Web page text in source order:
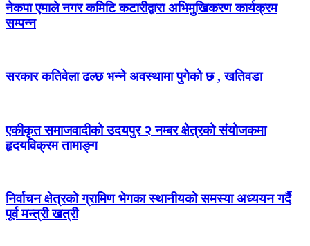
नेकपा एमाले नगर कमिटि कटारीद्वारा अभिमुखिकरण कार्यक्रम
सम्पन्न
सरकार कतिवेला ढल्छ भन्ने अवस्थामा पुगेको छ , खतिवडा
एकीकृत समाजवादीको उदयपुर २ नम्बर क्षेत्रको संयोजकमा
हृदयविक्रम तामाङ्ग
निर्वाचन क्षेत्रको ग्रामिण भेगका स्थानीयको समस्या अध्ययन गर्दै
पूर्व मन्त्री खत्री